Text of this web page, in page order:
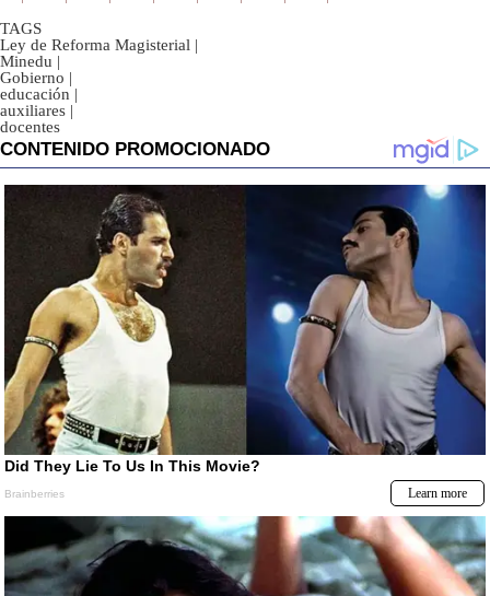
TAGS
Ley de Reforma Magisterial |
Minedu |
Gobierno |
educación |
auxiliares |
docentes